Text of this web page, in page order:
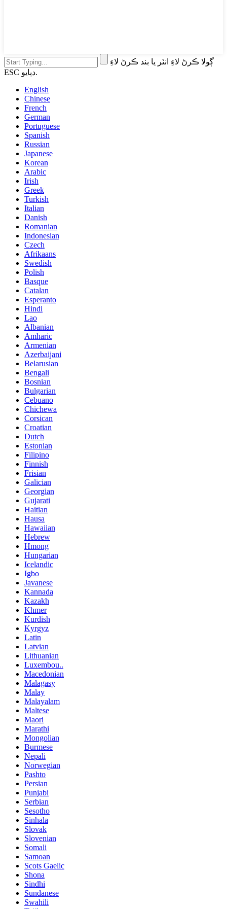
ڳولا ڪرڻ لاءِ انٽر يا بند ڪرڻ لاءِ
ESC دٻايو.
English
Chinese
French
German
Portuguese
Spanish
Russian
Japanese
Korean
Arabic
Irish
Greek
Turkish
Italian
Danish
Romanian
Indonesian
Czech
Afrikaans
Swedish
Polish
Basque
Catalan
Esperanto
Hindi
Lao
Albanian
Amharic
Armenian
Azerbaijani
Belarusian
Bengali
Bosnian
Bulgarian
Cebuano
Chichewa
Corsican
Croatian
Dutch
Estonian
Filipino
Finnish
Frisian
Galician
Georgian
Gujarati
Haitian
Hausa
Hawaiian
Hebrew
Hmong
Hungarian
Icelandic
Igbo
Javanese
Kannada
Kazakh
Khmer
Kurdish
Kyrgyz
Latin
Latvian
Lithuanian
Luxembou..
Macedonian
Malagasy
Malay
Malayalam
Maltese
Maori
Marathi
Mongolian
Burmese
Nepali
Norwegian
Pashto
Persian
Punjabi
Serbian
Sesotho
Sinhala
Slovak
Slovenian
Somali
Samoan
Scots Gaelic
Shona
Sindhi
Sundanese
Swahili